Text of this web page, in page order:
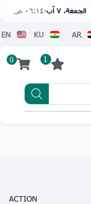
الجمعة، ٧ آب ٠٦:١٤ ص
AR
KU
EN
1
0
ACTION